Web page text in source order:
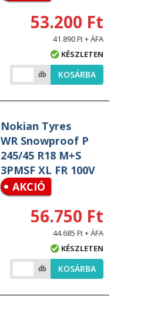
53.200 Ft
41.890 Ft + ÁFA
KÉSZLETEN
db KOSÁRBA
Nokian Tyres
WR Snowproof P
245/45 R18 M+S
3PMSF XL FR 100V
AKCIÓ
56.750 Ft
44.685 Ft + ÁFA
KÉSZLETEN
db KOSÁRBA